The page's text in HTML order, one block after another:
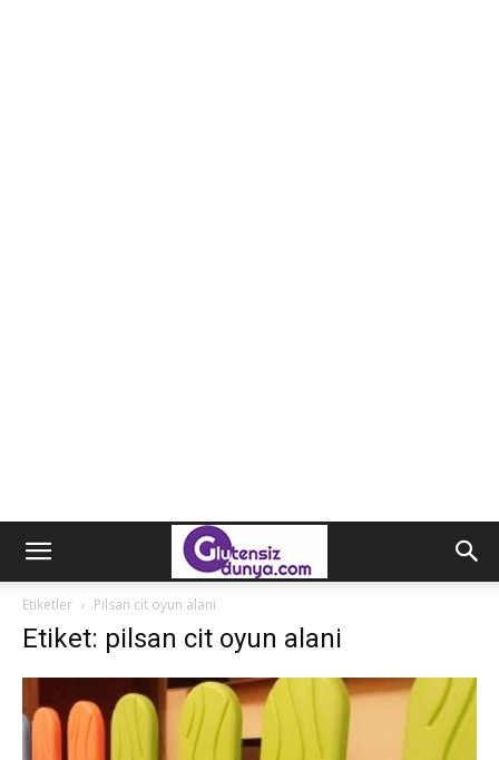
Etiketler Pilsan cit oyun alani
Etiket: pilsan cit oyun alani